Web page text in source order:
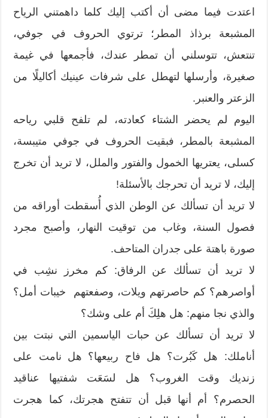
اعتدت فيما مضى أن أكتب إليك كلما داهمتني الرياح
المشبعة برذاذ المطر؛ ترتوي الحروف في جوفي،
تنتعش، تتوسلني أن تمطر عندك، فأجمعها في غيمة
صغيرة، وأرسلها لتهطل على شرفات عينيك أكاليلًا من
الزعتر والعنبر.
اليوم لم يحضر الشتاء كعادته، لم تلفح قلبي رياحه
المشبعة بالمطر، فبقيت الحروف في جوفي متيبسة،
كسلى، يعتريها الخمول والفتور والملل، لا تريد أن تخرج
إليك، لا تريد أن تحرجك بالأسئلة!
لا تريد أن تسألك عن الوطن الذي أُسقطت أوراقه من
فصول السنة، وغاب من توقيت النهار، وأصبح مجرد
صورة باهتة على جدران المتاحف.
لا تريد أن تسألك عن الرفاق: كم مخرز نشِب في
أواصرهم؟ كم حاصرتهم ويلات، وصفعتهم خيبات أمل؟
والذي نجا منهم: هل هلِكَ أم على وشك؟
لا تريد أن تسألك عن حبات الياسمين التي نبتت بين
أناملك: هل كَبُرت؟ هل فاح ربيعها؟ هل نامت على
زنديك وقت الغروب؟ هل لسَعَت شفتيها عناقيد
الحصرم؟ أم أنها قبل أن تتفتح هجرتك، كما هجرت